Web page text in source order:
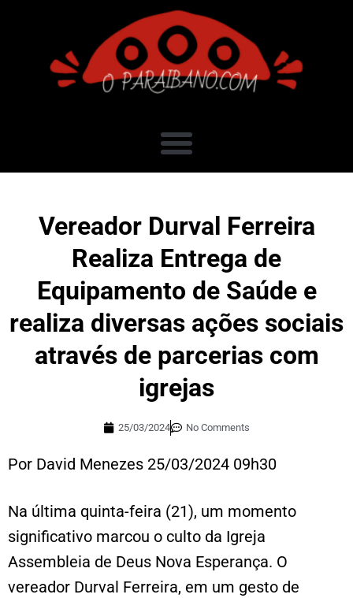
Vereador Durval Ferreira
Realiza Entrega de
Equipamento de Saúde e
realiza diversas ações sociais
através de parcerias com
igrejas
25/03/2024 No Comments
Por David Menezes 25/03/2024 09h30
Na última quinta-feira (21), um momento
significativo marcou o culto da Igreja
Assembleia de Deus Nova Esperança. O
vereador Durval Ferreira, em um gesto de